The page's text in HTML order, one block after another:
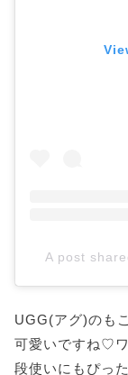
A post
UGG(アグ)のも
可愛いですね♡
段使いにもぴっ